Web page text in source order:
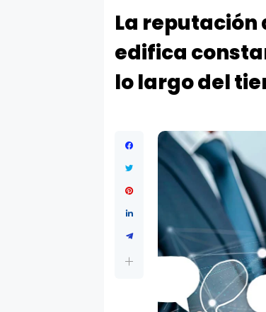
La reputación
edifica
lo largo del